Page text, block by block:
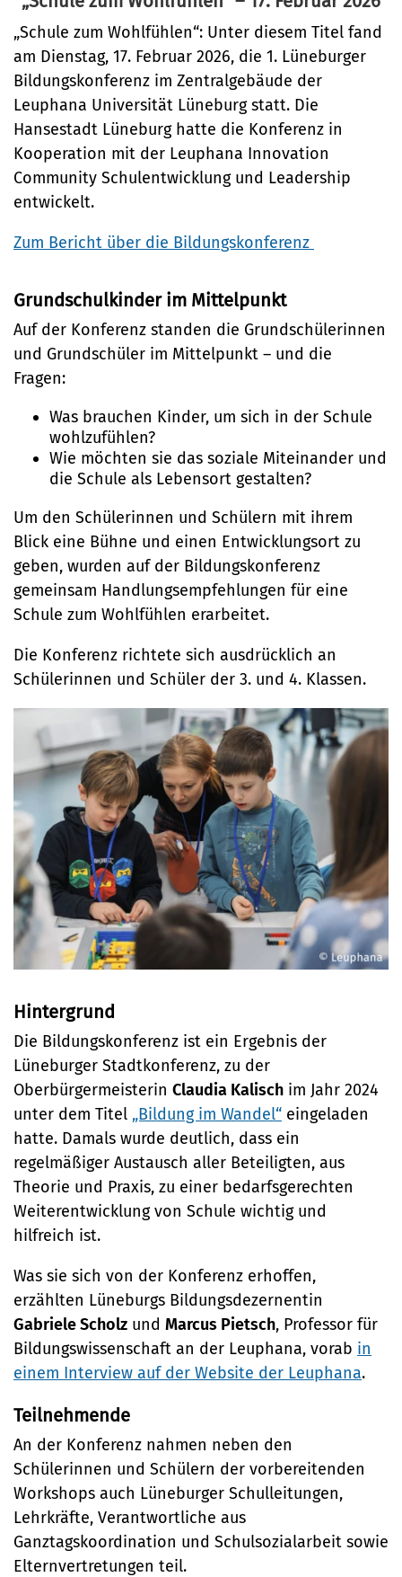
Nachhaltigkeit
Brückenbau
Denkmalschutz
Mobilität
Sanierungsgebiete
Wohnen
Bibliotheken
Kulturreferat
Sport
Stadtarchiv
Tourismus
Veranstaltungskalender
(Metropolregion HH)
Bildung
Soziales
Familie und Betreuung
Stadtteilarbeit
Bürger:innenbeteiligung
Ehrenamt
Sicherheit und Ordnung
Ordnungsamt
Schiedsamt
Ortsrecht
Straßenreinigung und
Winterdienst
Telefon:
04131 - 309-0
E-Mail:
stadt@stadt.lueneburg.de
Anschrift:
Am Ochsenmarkt 1
21335 Lüneburg
Bildungskonferenz 2026
„Schule zum Wohlfühlen“: Unter diesem Titel fand
am Dienstag, 17. Februar 2026, die 1. Lüneburger
Bildungskonferenz im Zentralgebäude der
Leuphana Universität Lüneburg statt. Die
Hansestadt Lüneburg hatte die Konferenz in
Kooperation mit der Leuphana Innovation
Community Schulentwicklung und Leadership
entwickelt.
Zum Bericht über die Bildungskonferenz
Grundschulkinder im Mittelpunkt
Auf der Konferenz standen die Grundschülerinnen
und Grundschüler im Mittelpunkt – und die
Fragen:
Was brauchen Kinder, um sich in der Schule
wohlzufühlen?
Wie möchten sie das soziale Miteinander und
die Schule als Lebensort gestalten?
Um den Schülerinnen und Schülern mit ihrem
Blick eine Bühne und einen Entwicklungsort zu
geben, wurden auf der Bildungskonferenz
gemeinsam Handlungsempfehlungen für eine
Schule zum Wohlfühlen erarbeitet.
Die Konferenz richtete sich ausdrücklich an
Schülerinnen und Schüler der 3. und 4. Klassen.
Hintergrund
Die Bildungskonferenz ist ein Ergebnis der
Lüneburger Stadtkonferenz, zu der
Oberbürgermeisterin Claudia Kalisch im Jahr 2024
unter dem Titel „Bildung im Wandel“ eingeladen
hatte. Damals wurde deutlich, dass ein
regelmäßiger Austausch aller Beteiligten, aus
Theorie und Praxis, zu einer bedarfsgerechten
Weiterentwicklung von Schule wichtig und
hilfreich ist.
Was sie sich von der Konferenz erhoffen,
erzählten Lüneburgs Bildungsdezernentin
Gabriele Scholz und Marcus Pietsch, Professor für
Bildungswissenschaft an der Leuphana, vorab in
einem Interview auf der Website der Leuphana.
Teilnehmende
An der Konferenz nahmen neben den
Schülerinnen und Schülern der vorbereitenden
Workshops auch Lüneburger Schulleitungen,
Lehrkräfte, Verantwortliche aus
Ganztagskoordination und Schulsozialarbeit sowie
Elternvertretungen teil.